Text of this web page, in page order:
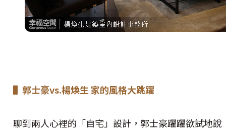
▌郭士豪vs.楊煥生 家的風格大跳躍
聊到兩人心裡的「自宅」設計，郭士豪躍躍欲試地說